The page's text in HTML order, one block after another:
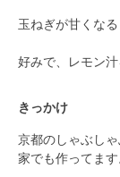
玉ねぎが甘くな
好みで、レモン汁
きっかけ
京都のしゃぶし
家でも作ってます